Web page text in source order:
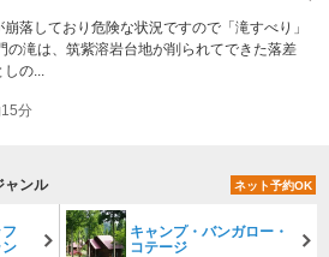
落しており危険な状況ですので「滝すべり」
の滝は、筑紫溶岩台地が削られてできた落差
しの...
分
ャンル ネット予約OK
ン
キャンプ・バンガロー・
コテージ